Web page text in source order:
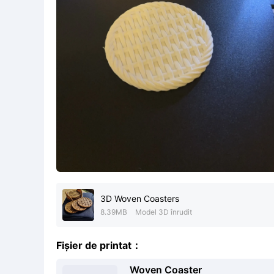
3D Woven Coasters
8.39MB Model 3D înrudit
Fișier de printat：
Woven Coaster